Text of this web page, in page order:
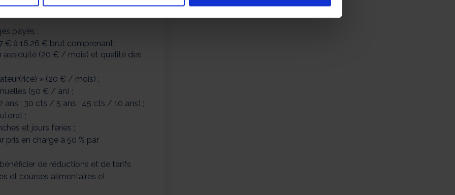
;
payés ;
€ à 16.26 € brut comprenant ;
assiduité (20 € / mois) et qualité des
» (20 € / mois) ;
(50 € / an) ;
ans ; 30 cts / 5 ans ; 45 cts / 10 ans) ;
;
et jours fériés ;
en charge à 50 % par
de réductions et de tarifs
et courses alimentaires et